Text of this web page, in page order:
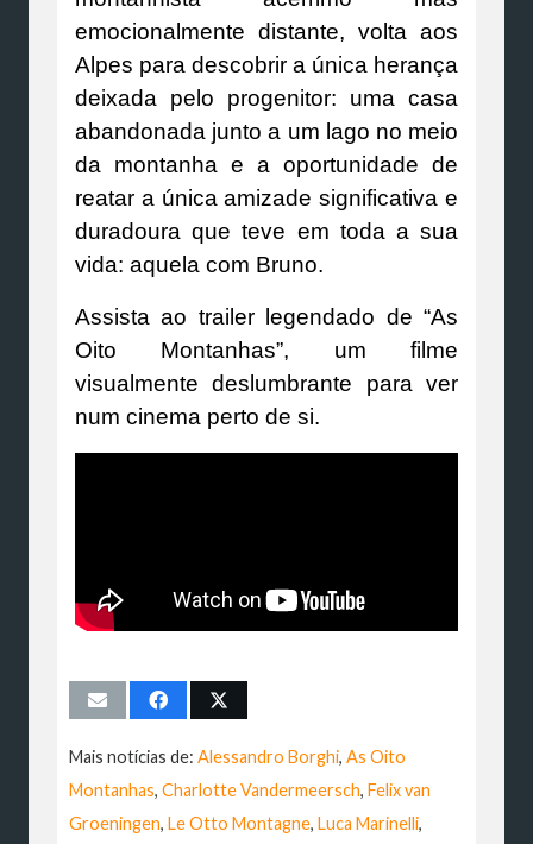
emocionalmente distante, volta aos
Alpes para descobrir a única herança
deixada pelo progenitor: uma casa
abandonada junto a um lago no meio
da montanha e a oportunidade de
reatar a única amizade significativa e
duradoura que teve em toda a sua
vida: aquela com Bruno.
Assista ao trailer legendado de “As
Oito Montanhas”, um filme
visualmente deslumbrante para ver
num cinema perto de si.
Mais notícias de: Alessandro Borghi, As Oito
Montanhas, Charlotte Vandermeersch, Felix van
Groeningen, Le Otto Montagne, Luca Marinelli,